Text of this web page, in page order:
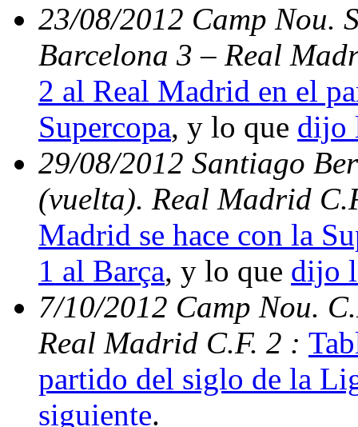
23/08/2012 Camp Nou.
Barcelona 3 – Real
2 al Real Madrid en el
Supercopa, y lo que dijo
29/08/2012 Santiago
(vuelta). Real Madrid
Madrid se hace con la
1 al Barça, y lo que dijo
7/10/2012 Camp Nou.
Real Madrid C.F. 2 :
partido del siglo de la
siguiente.